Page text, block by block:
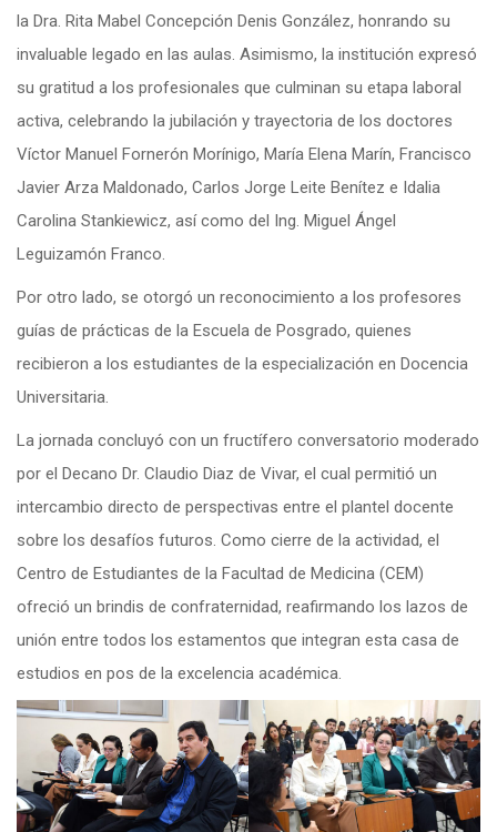
la Dra. Rita Mabel Concepción Denis González, honrando su
invaluable legado en las aulas. Asimismo, la institución expresó
su gratitud a los profesionales que culminan su etapa laboral
activa, celebrando la jubilación y trayectoria de los doctores
Víctor Manuel Fornerón Morínigo, María Elena Marín, Francisco
Javier Arza Maldonado, Carlos Jorge Leite Benítez e Idalia
Carolina Stankiewicz, así como del Ing. Miguel Ángel
Leguizamón Franco.
Por otro lado, se otorgó un reconocimiento a los profesores
guías de prácticas de la Escuela de Posgrado, quienes
recibieron a los estudiantes de la especialización en Docencia
Universitaria.
La jornada concluyó con un fructífero conversatorio moderado
por el Decano Dr. Claudio Diaz de Vivar, el cual permitió un
intercambio directo de perspectivas entre el plantel docente
sobre los desafíos futuros. Como cierre de la actividad, el
Centro de Estudiantes de la Facultad de Medicina (CEM)
ofreció un brindis de confraternidad, reafirmando los lazos de
unión entre todos los estamentos que integran esta casa de
estudios en pos de la excelencia académica.